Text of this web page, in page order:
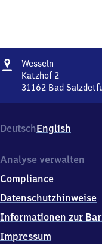
Adresse
Wesseln
Katzhof 2
31162 Bad
2,
3
1
2
Bad
OT
Wesseln
DeutschEnglish
Analyse verwalten
Compliance
Datenschutzhinweise
Informationen zur
Impressum